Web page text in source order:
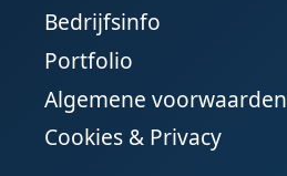
Bedrijfsinfo
Portfolio
Algemene voorwaarden
Cookies & Privacy